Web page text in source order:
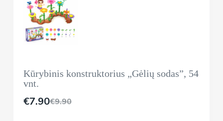
Kūrybinis konstruktorius „Gėlių sodas”, 54
vnt.
€9.90
€7.90